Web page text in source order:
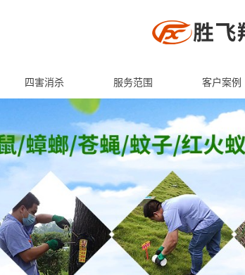
四害消杀 服务范围 客户案例